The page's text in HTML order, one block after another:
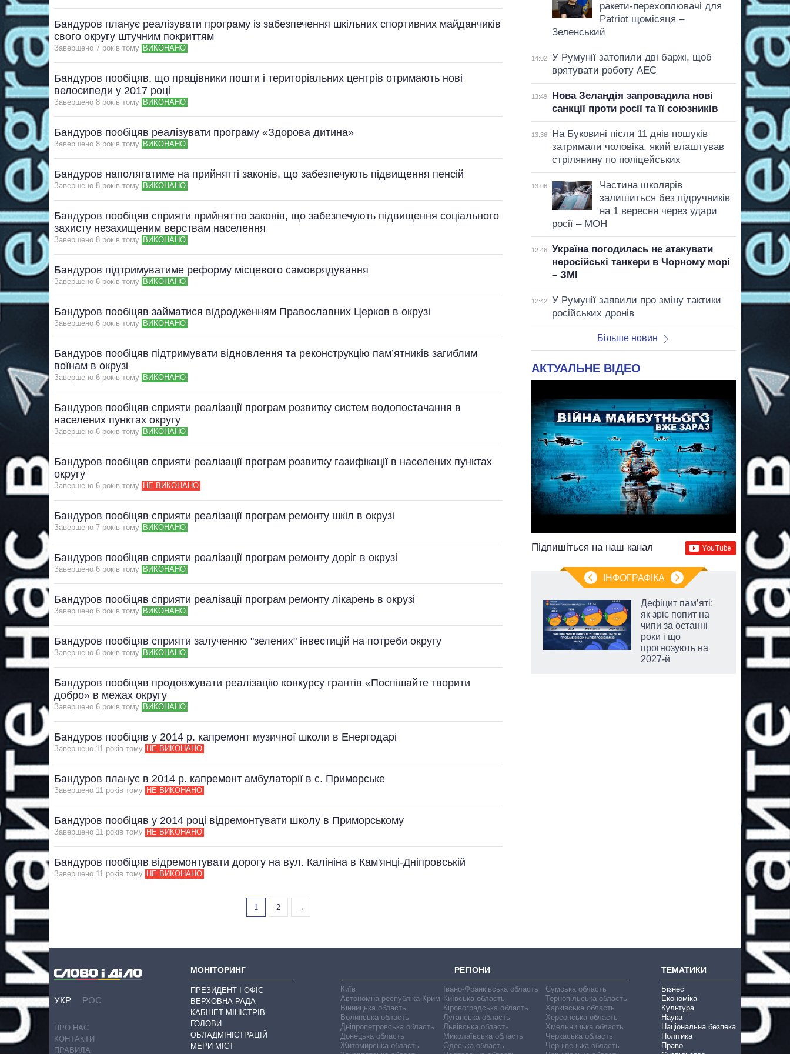
Бандуров планує реалізувати програму із забезпечення шкільних спортивних майданчиків
свого округу штучним покриттям
Завершено 7 рокiв тому ВИКОНАНО
Бандуров пообіцяв, що працівники пошти і територіальних центрів отримають нові
велосипеди у 2017 році
Завершено 8 рокiв тому ВИКОНАНО
Бандуров пообіцяв реалізувати програму «Здорова дитина»
Завершено 8 рокiв тому ВИКОНАНО
Бандуров наполягатиме на прийнятті законів, що забезпечують підвищення пенсій
Завершено 8 рокiв тому ВИКОНАНО
Бандуров пообіцяв сприяти прийняттю законів, що забезпечують підвищення соціального
захисту незахищеним верствам населення
Завершено 8 рокiв тому ВИКОНАНО
Бандуров підтримуватиме реформу місцевого самоврядування
Завершено 6 рокiв тому ВИКОНАНО
Бандуров пообіцяв займатися відродженням Православних Церков в окрузі
Завершено 6 рокiв тому ВИКОНАНО
Бандуров пообіцяв підтримувати відновлення та реконструкцію пам’ятників загиблим
воїнам в окрузі
Завершено 6 рокiв тому ВИКОНАНО
Бандуров пообіцяв сприяти реалізації програм розвитку систем водопостачання в
населених пунктах округу
Завершено 6 рокiв тому ВИКОНАНО
Бандуров пообіцяв сприяти реалізації програм розвитку газифікації в населених пунктах
округу
Завершено 6 рокiв тому НЕ ВИКОНАНО
Бандуров пообіцяв сприяти реалізації програм ремонту шкіл в окрузі
Завершено 7 рокiв тому ВИКОНАНО
Бандуров пообіцяв сприяти реалізації програм ремонту доріг в окрузі
Завершено 6 рокiв тому ВИКОНАНО
Бандуров пообіцяв сприяти реалізації програм ремонту лікарень в окрузі
Завершено 6 рокiв тому ВИКОНАНО
Бандуров пообіцяв сприяти залученню "зелених" інвестицій на потреби округу
Завершено 6 рокiв тому ВИКОНАНО
Бандуров пообіцяв продовжувати реалізацію конкурсу грантів «Поспішайте творити
добро» в межах округу
Завершено 6 рокiв тому ВИКОНАНО
Бандуров пообіцяв у 2014 р. капремонт музичної школи в Енергодарі
Завершено 11 рокiв тому НЕ ВИКОНАНО
Бандуров планує в 2014 р. капремонт амбулаторії в с. Приморське
Завершено 11 рокiв тому НЕ ВИКОНАНО
Бандуров пообіцяв у 2014 році відремонтувати школу в Приморському
Завершено 11 рокiв тому НЕ ВИКОНАНО
Бандуров пообіцяв відремонтувати дорогу на вул. Калініна в Кам'янці-Дніпровській
Завершено 11 рокiв тому НЕ ВИКОНАНО
1 2 →
ракети-перехоплювачі для
Patriot щомісяця –
Зеленський
14:02
У Румунії затопили дві баржі, щоб
врятувати роботу АЕС
13:49
Нова Зеландія запровадила нові
санкції проти росії та її союзників
13:36
На Буковині після 11 днів пошуків
затримали чоловіка, який влаштував
стрілянину по поліцейських
13:06
Частина школярів
залишиться без підручників
на 1 вересня через удари
росії – МОН
12:46
Україна погодилась не атакувати
неросійські танкери в Чорному морі
– ЗМІ
12:42
У Румунії заявили про зміну тактики
російських дронів
Більше новин
АКТУАЛЬНЕ ВІДЕО
Підпишіться на наш канал
ІНФОГРАФІКА
Україні до і під час
великої війни
Дефіцит пам’яті:
як зріс попит на
чипи за останні
роки і що
прогнозують на
2027-й
УКР РОС
ПРО НАС
КОНТАКТИ
ПРАВИЛА
МОНІТОРИНГ
ПРЕЗИДЕНТ І ОФІС
ВЕРХОВНА РАДА
КАБІНЕТ МІНІСТРІВ
ГОЛОВИ
ОБЛАДМІНІСТРАЦІЙ
МЕРИ МІСТ
РЕГІОНИ
Київ
Автономна республіка Крим
Вінницька область
Волинська область
Дніпропетровська область
Донецька область
Житомирська область
Івано-Франківська область
Київська область
Кіровоградська область
Луганська область
Львівська область
Миколаївська область
Одеська область
Сумська область
Тернопільська область
Харківська область
Херсонська область
Хмельницька область
Черкаська область
Чернівецька область
ТЕМАТИКИ
Бізнес
Економіка
Культура
Наука
Національна безпека
Політика
Право